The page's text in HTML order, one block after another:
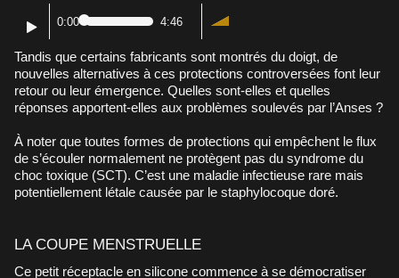
0:00 4:46
Tandis que certains fabricants sont montrés du doigt, de
nouvelles alternatives à ces protections controversées font leur
retour ou leur émergence. Quelles sont-elles et quelles
réponses apportent-elles aux problèmes soulevés par l’Anses ?
À noter que toutes formes de protections qui empêchent le flux
de s’écouler normalement ne protègent pas du syndrome du
choc toxique (SCT). C’est une maladie infectieuse rare mais
potentiellement létale causée par le staphylocoque doré.
LA COUPE MENSTRUELLE
Ce petit réceptacle en silicone commence à se démocratiser